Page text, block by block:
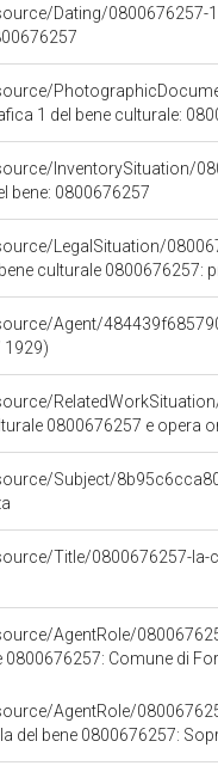
Dating/0800676257-
1 del bene culturale:
InventorySituation/
bene: 0800676257
LegalSituation/
culturale 0800676257:
Agent/
1929)
0800676257 e opera
Subject/
Title/0800676257-la-
AgentRole/
0800676257: Comune di
AgentRole/
del bene 0800676257: